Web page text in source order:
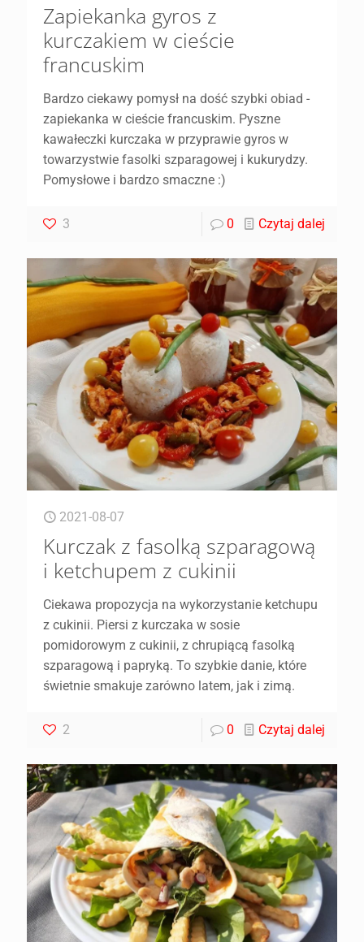
Zapiekanka gyros z
kurczakiem w cieście
francuskim
Bardzo ciekawy pomysł na dość szybki obiad -
zapiekanka w cieście francuskim. Pyszne
kawałeczki kurczaka w przyprawie gyros w
towarzystwie fasolki szparagowej i kukurydzy.
Pomysłowe i bardzo smaczne :)
3 0 Czytaj dalej
2021-08-07
Kurczak z fasolką szparagową
i ketchupem z cukinii
Ciekawa propozycja na wykorzystanie ketchupu
z cukinii. Piersi z kurczaka w sosie
pomidorowym z cukinii, z chrupiącą fasolką
szparagową i papryką. To szybkie danie, które
świetnie smakuje zarówno latem, jak i zimą.
2 0 Czytaj dalej